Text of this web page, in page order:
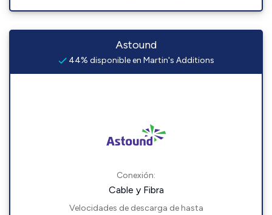
Astound
44% disponible en Martin's Additions
Conexión:
Cable y Fibra
Velocidades de descarga de hasta